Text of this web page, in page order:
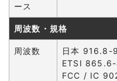
ース
周波数・規格
周波数
日本 916.8-
ETSI
FCC / IC